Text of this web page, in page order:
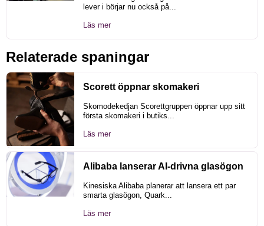
lever i börjar nu också på...
Läs mer
Relaterade spaningar
Scorett öppnar skomakeri
Skomodekedjan Scorettgruppen öppnar upp sitt
första skomakeri i butiks...
Läs mer
Alibaba lanserar AI-drivna glasögon
Kinesiska Alibaba planerar att lansera ett par
smarta glasögon, Quark...
Läs mer